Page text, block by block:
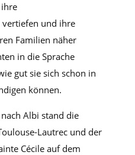
vertiefen und ihre
Familien näher
in die Sprache
gut sie sich schon in
können.
Albi stand die
Lautrec und der
Cécile auf dem